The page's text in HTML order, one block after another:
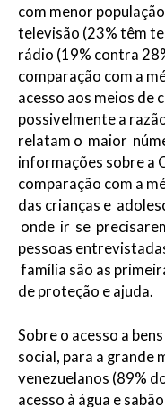
com menor
televisão (23% têm
rádio (19% contra
comparação com a
acesso aos meios de
possivelmente a
relatam o maior
informações sobre a
comparação com a
das crianças e
onde ir se
pessoas
família são as
de proteção e ajuda.
Sobre o acesso a
social, para a grande
venezuelanos (89%
acesso à água e